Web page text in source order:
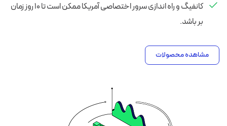
کانفیگ و راه اندازی سرور اختصاصی آمریکا ممکن است تا ۱۰ روز زمان
بر باشد.
مشاهده محصولات